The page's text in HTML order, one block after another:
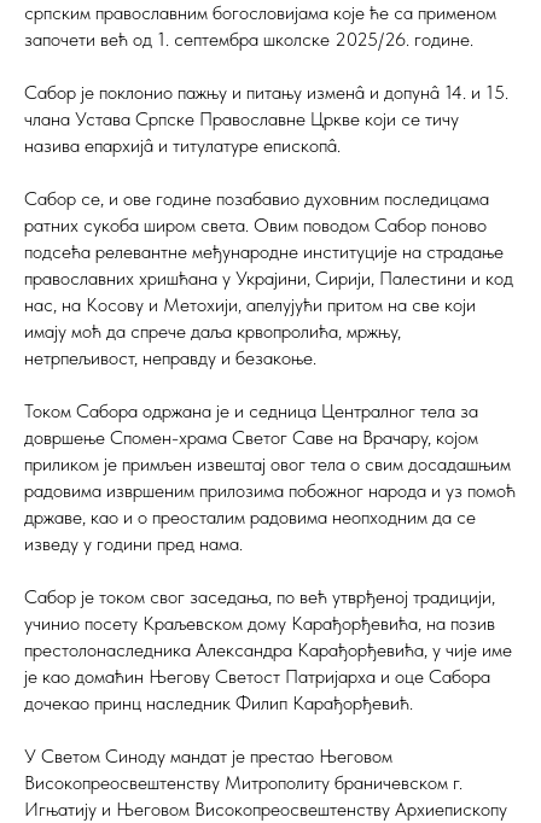
српским православним богословијама које ће са применом
започети већ од 1. септембра школске 2025/26. године.
Сабор је поклонио пажњу и питању изменâ и допунâ 14. и 15.
члана Устава Српске Православне Цркве који се тичу
назива епархијâ и титулатуре епископâ.
Сабор се, и ове године позабавио духовним последицама
ратних сукоба широм света. Овим поводом Сабор поново
подсећа релевантне међународне институције на страдање
православних хришћана у Украјини, Сирији, Палестини и код
нас, на Косову и Метохији, апелујући притом на све који
имају моћ да спрече даља крвопролића, мржњу,
нетрпељивост, неправду и безакоње.
Током Сабора одржана је и седница Централног тела за
довршење Спомен-храма Светог Саве на Врачару, којом
приликом је примљен извештај овог тела о свим досадашњим
радовима извршеним прилозима побожног народа и уз помоћ
државе, као и о преосталим радовима неопходним да се
изведу у години пред нама.
Сабор је током свог заседања, по већ утврђеној традицији,
учинио посету Краљевском дому Карађорђевића, на позив
престолонаследника Александра Карађорђевића, у чије име
је као домаћин Његову Светост Патријарха и оце Сабора
дочекао принц наследник Филип Карађорђевић.
У Светом Синоду мандат је престао Његовом
Високопреосвештенству Митрополиту браничевском г.
Игњатију и Његовом Високопреосвештенству Архиепископу